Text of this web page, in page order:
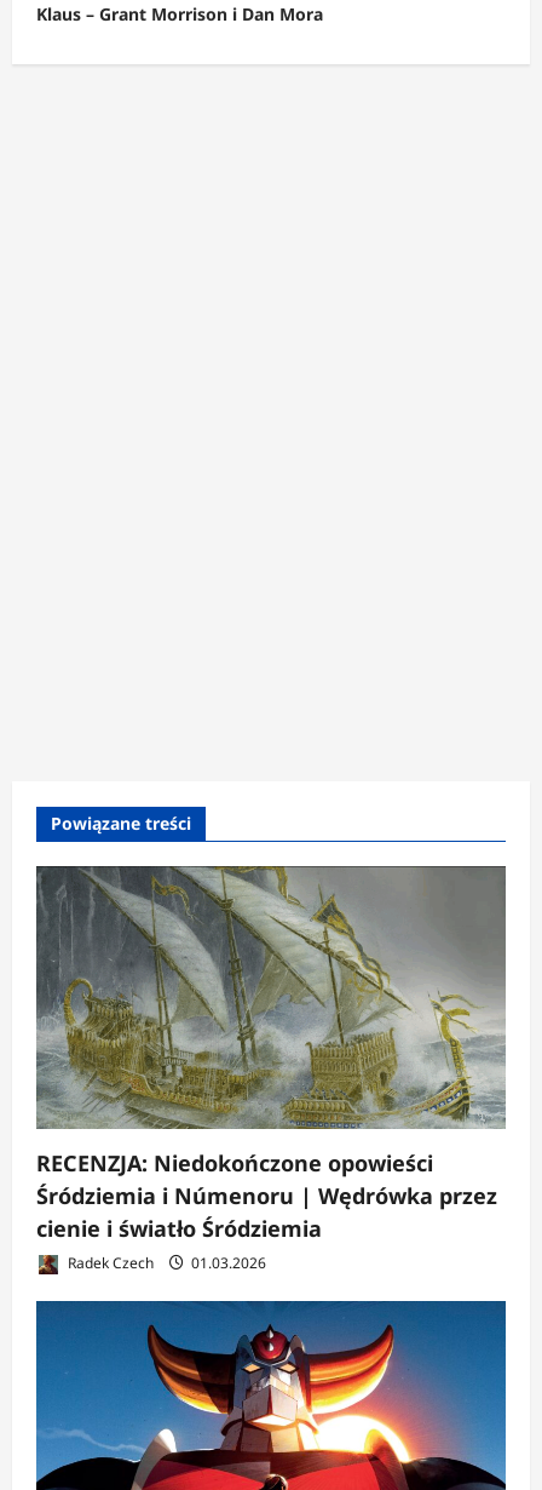
c
z
Klaus – Grant Morrison i Dan Mora
Powiązane treści
RECENZJA: Niedokończone opowieści
Śródziemia i Númenoru | Wędrówka przez
cienie i światło Śródziemia
Radek Czech 01.03.2026